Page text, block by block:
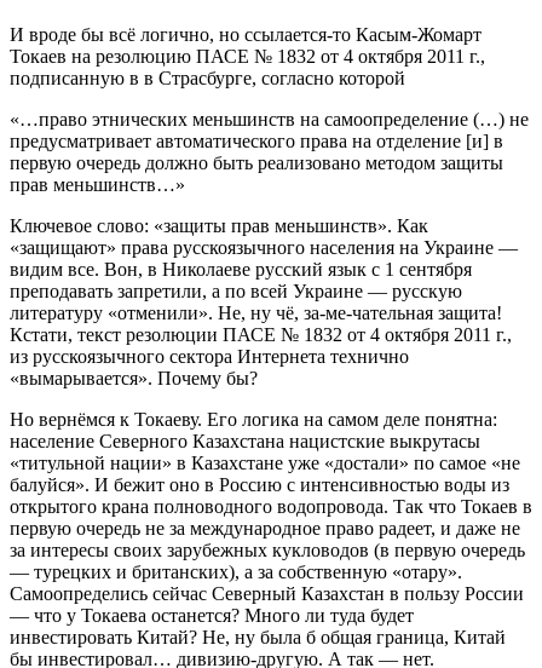
И вроде бы всё логично, но ссылается-то Касым-Жомарт
Токаев на резолюцию ПАСЕ № 1832 от 4 октября 2011 г.,
подписанную в в Страсбурге, согласно которой
«…право этнических меньшинств на самоопределение (…) не
предусматривает автоматического права на отделение [и] в
первую очередь должно быть реализовано методом защиты
прав меньшинств…»
Ключевое слово: «защиты прав меньшинств». Как
«защищают» права русскоязычного населения на Украине —
видим все. Вон, в Николаеве русский язык с 1 сентября
преподавать запретили, а по всей Украине — русскую
литературу «отменили». Не, ну чё, за-ме-чательная защита!
Кстати, текст резолюции ПАСЕ № 1832 от 4 октября 2011 г.,
из русскоязычного сектора Интернета технично
«вымарывается». Почему бы?
Но вернёмся к Токаеву. Его логика на самом деле понятна:
население Северного Казахстана нацистские выкрутасы
«титульной нации» в Казахстане уже «достали» по самое «не
балуйся». И бежит оно в Россию с интенсивностью воды из
открытого крана полноводного водопровода. Так что Токаев в
первую очередь не за международное право радеет, и даже не
за интересы своих зарубежных кукловодов (в первую очередь
— турецких и британских), а за собственную «отару».
Самоопределись сейчас Северный Казахстан в пользу России
— что у Токаева останется? Много ли туда будет
инвестировать Китай? Не, ну была б общая граница, Китай
бы инвестировал… дивизию-другую. А так — нет.